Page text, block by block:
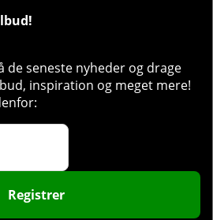
seneste nyheder og drage
inspiration og meget mere!
Registrer